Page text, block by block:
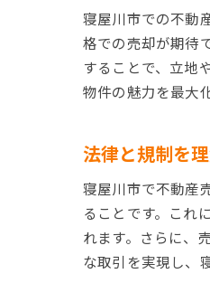
寝屋川市での不動
格での売却が期待
することで、立地
物件の魅力を最大
法律と規制を
寝屋川市で不動産
ることです。これ
れます。さらに、
な取引を実現し、